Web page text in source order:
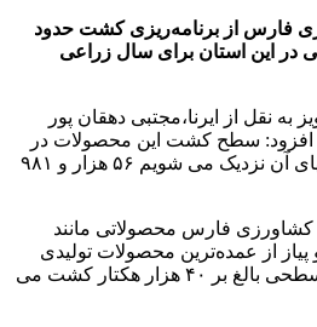
فارس از برنامه‌ریزی کشت حدود
در این استان برای سال زراعی
به نقل از ایرنا،مجتبی دهقان پور
افزود: سطح کشت این محصولات در
سال زراعی جاری که به انتهای آن نزدیک می شویم ۵۶ هزار و ۹۸۱
کشاورزی فارس محصولاتی مانند
از عمده‌ترین محصولات تولیدی
استان فارس هستند که در سطحی بالغ بر ۴۰ هزار هکتار کشت می